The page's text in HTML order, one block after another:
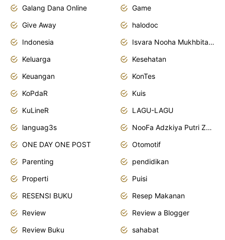
Galang Dana Online
Game
Give Away
halodoc
Indonesia
Isvara Nooha Mukhbita Zain
Keluarga
Kesehatan
Keuangan
KonTes
KoPdaR
Kuis
KuLineR
LAGU-LAGU
languag3s
NooFa Adzkiya Putri Zain
ONE DAY ONE POST
Otomotif
Parenting
pendidikan
Properti
Puisi
RESENSI BUKU
Resep Makanan
Review
Review a Blogger
Review Buku
sahabat